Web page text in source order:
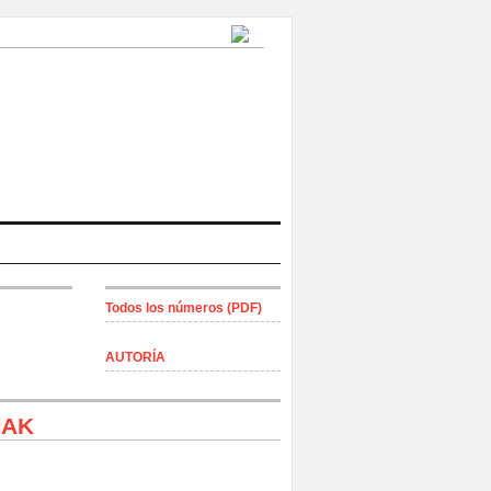
Todos los números (PDF)
AUTORÍA